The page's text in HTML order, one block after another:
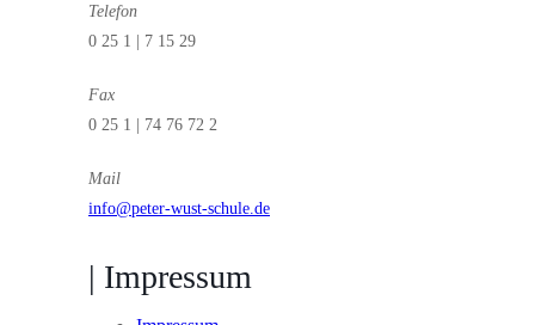
Telefon
0 25 1 | 7 15 29
Fax
0 25 1 | 74 76 72 2
Mail
info@peter-wust-schule.de
| Impressum